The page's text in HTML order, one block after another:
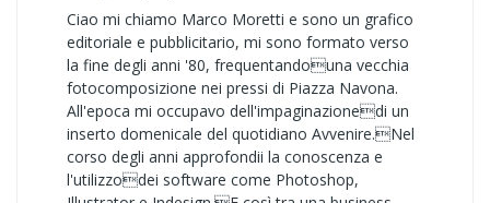
Ciao mi chiamo Marco Moretti e sono un grafico
editoriale e pubblicitario, mi sono formato verso
la fine degli anni '80, frequentandouna vecchia
fotocomposizione nei pressi di Piazza Navona.
All'epoca mi occupavo dell'impaginazionedi un
inserto domenicale del quotidiano Avvenire.Nel
corso degli anni approfondii la conoscenza e
l'utilizzodei software come Photoshop,